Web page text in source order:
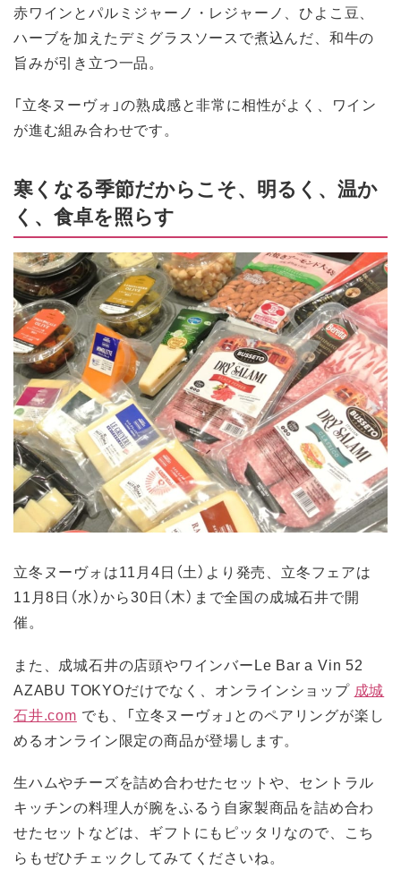
赤ワインとパルミジャーノ・レジャーノ、ひよこ豆、
ハーブを加えたデミグラスソースで煮込んだ、和牛の
旨みが引き立つ一品。
「立冬ヌーヴォ」の熟成感と非常に相性がよく、ワイン
が進む組み合わせです。
寒くなる季節だからこそ、明るく、温か
く、食卓を照らす
立冬ヌーヴォは11月4日（土）より発売、立冬フェアは
11月8日（水）から30日（木）まで全国の成城石井で開
催。
また、成城石井の店頭やワインバーLe Bar a Vin 52
AZABU TOKYOだけでなく、オンラインショップ 成城
石井.com でも、「立冬ヌーヴォ」とのペアリングが楽し
めるオンライン限定の商品が登場します。
生ハムやチーズを詰め合わせたセットや、セントラル
キッチンの料理人が腕をふるう自家製商品を詰め合わ
せたセットなどは、ギフトにもピッタリなので、こち
らもぜひチェックしてみてくださいね。